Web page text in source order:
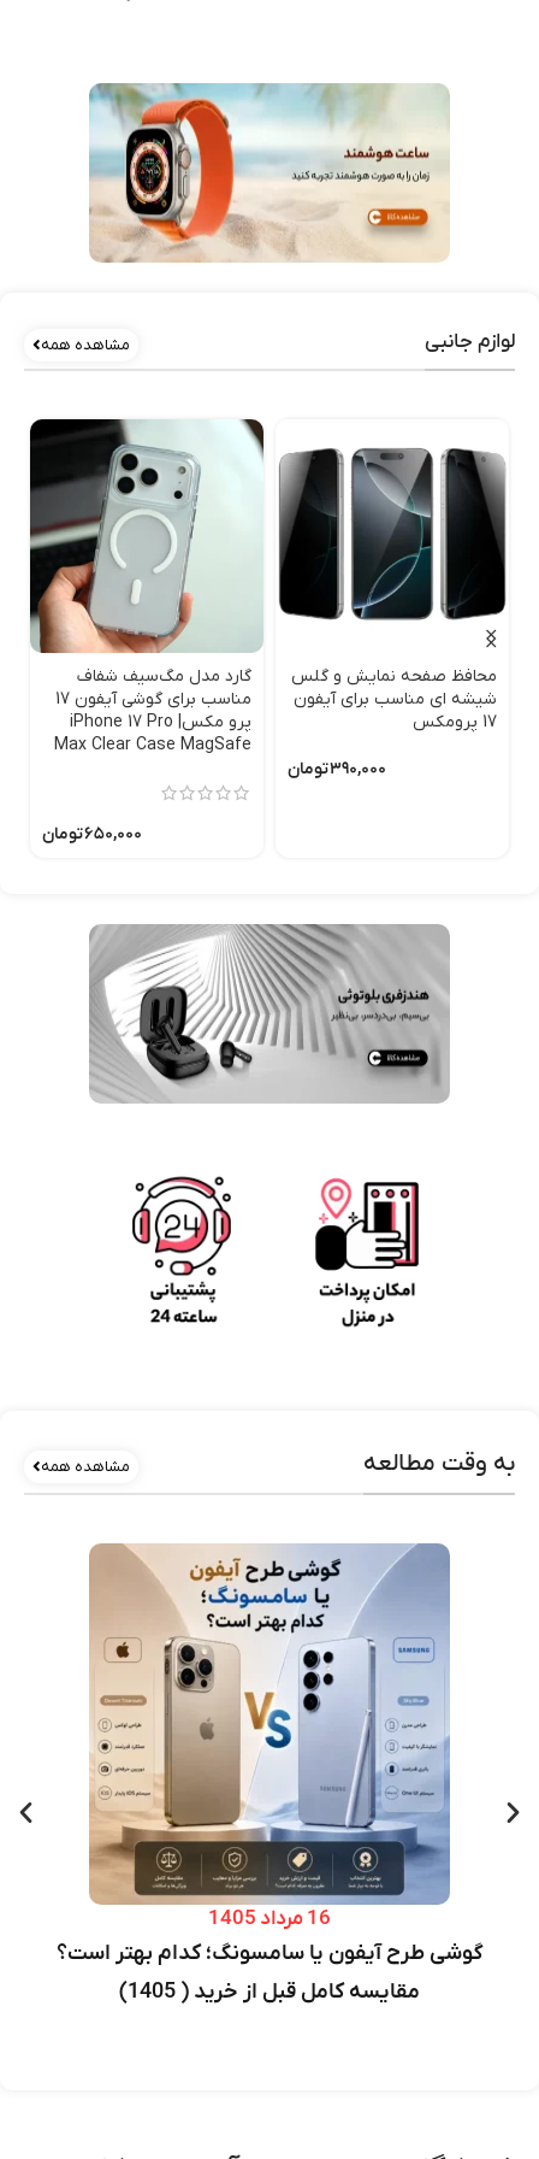
لوازم جانبی مشاهده همه
محافظ صفحه نمایش و گلس
شیشه ای مناسب برای آیفون
17 پرومکس
۳۹۰,۰۰۰تومان
گارد مدل مگ‌سیف شفاف
مناسب برای گوشی آیفون 17
پرو مکس| iPhone 17 Pro
Max Clear Case MagSafe
۶۵۰,۰۰۰تومان
به وقت مطالعه مشاهده همه
16 مرداد 1405
گوشی طرح آیفون یا سامسونگ؛ کدام بهتر است؟
مقایسه کامل قبل از خرید ( 1405)